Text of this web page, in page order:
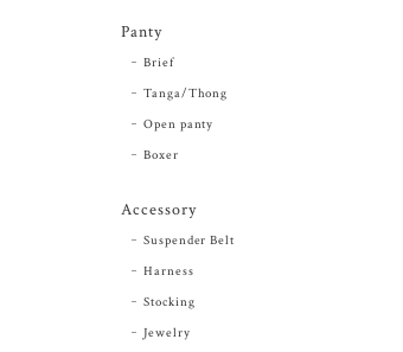
Panty
Brief
Tanga/Thong
Open panty
Boxer
Accessory
Suspender Belt
Harness
Stocking
Jewelry